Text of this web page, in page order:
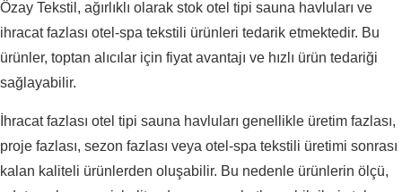
Özay Tekstil, ağırlıklı olarak stok otel tipi sauna havluları ve
ihracat fazlası otel-spa tekstili ürünleri tedarik etmektedir. Bu
ürünler, toptan alıcılar için fiyat avantajı ve hızlı ürün tedariği
sağlayabilir.
İhracat fazlası otel tipi sauna havluları genellikle üretim fazlası,
proje fazlası, sezon fazlası veya otel-spa tekstili üretimi sonrası
kalan kaliteli ürünlerden oluşabilir. Bu nedenle ürünlerin ölçü,